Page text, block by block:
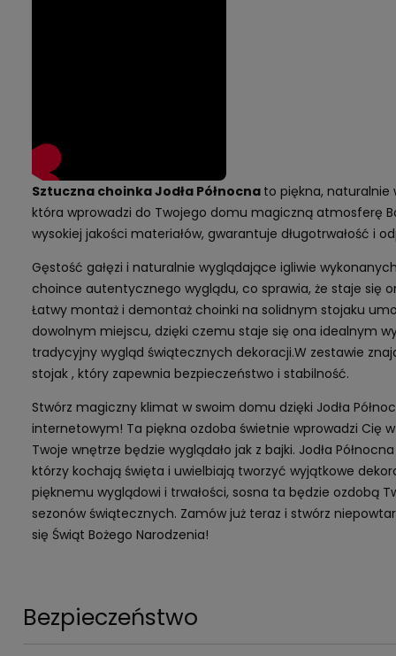
Sztuczna choinka Jodła Północna to piękna, naturalnie
która wprowadzi do Twojego domu magiczną atmosferę
wysokiej jakości materiałów, gwarantuje długotrwałość i
Gęstość gałęzi i naturalnie wyglądające igliwie
choince autentycznego wyglądu, co sprawia, że staje się
Łatwy montaż i demontaż choinki na solidnym stojaku
dowolnym miejscu, dzięki czemu staje się ona idealnym
tradycyjny wygląd świątecznych dekoracji.W zestawie
stojak , który zapewnia bezpieczeństwo i stabilność.
Stwórz magiczny klimat w swoim domu dzięki Jodła
internetowym! Ta piękna ozdoba świetnie wprowadzi Cię
Twoje wnętrze będzie wyglądało jak z bajki. Jodła
którzy kochają święta i uwielbiają tworzyć wyjątkowe
pięknemu wyglądowi i trwałości, sosna ta będzie ozdobą
sezonów świątecznych. Zamów już teraz i stwórz
się Świąt Bożego Narodzenia!
Bezpieczeństwo